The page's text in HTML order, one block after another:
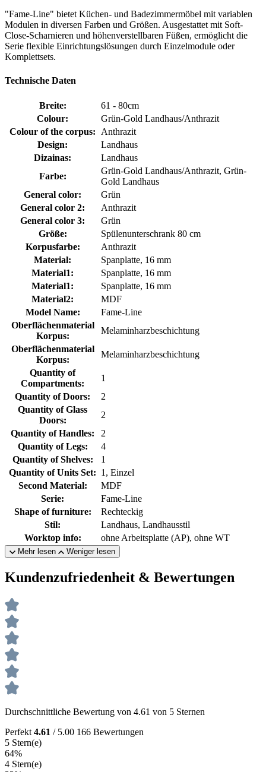
"Fame-Line" bietet Küchen- und Badezimmermöbel mit variablen
Modulen in diversen Farben und Größen. Ausgestattet mit Soft-
Close-Scharnieren und höhenverstellbaren Füßen, ermöglicht die
Serie flexible Einrichtungslösungen durch Einzelmodule oder
Komplettsets.
Technische Daten
Breite:
61 - 80cm
Colour:
Grün-Gold Landhaus/Anthrazit
Colour of the corpus:
Anthrazit
Design:
Landhaus
Dizainas:
Landhaus
Farbe:
Grün-Gold Landhaus/Anthrazit, Grün-
Gold Landhaus
General color:
Grün
General color 2:
Anthrazit
General color 3:
Grün
Größe:
Spülenunterschrank 80 cm
Korpusfarbe:
Anthrazit
Material:
Spanplatte, 16 mm
Material1:
Spanplatte, 16 mm
Material1:
Spanplatte, 16 mm
Material2:
MDF
Model Name:
Fame-Line
Oberflächenmaterial
Korpus:
Melaminharzbeschichtung
Oberflächenmaterial
Korpus:
Melaminharzbeschichtung
Quantity of
Compartments:
1
Quantity of Doors:
2
Quantity of Glass
Doors:
2
Quantity of Handles:
2
Quantity of Legs:
4
Quantity of Shelves:
1
Quantity of Units Set: 1, Einzel
Second Material:
MDF
Serie:
Fame-Line
Shape of furniture:
Rechteckig
Stil:
Landhaus, Landhausstil
Worktop info:
ohne Arbeitsplatte (AP), ohne WT
Mehr lesen Weniger lesen
Kundenzufriedenheit & Bewertungen
Durchschnittliche Bewertung von 4.61 von 5 Sternen
Perfekt 4.61 / 5.00 166 Bewertungen
5 Stern(e)
64%
4 Stern(e)